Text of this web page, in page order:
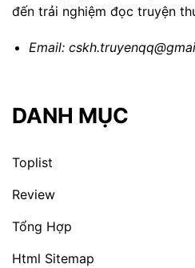
đến trải nghiệm đọc truyện
Email:
DANH MỤC
Toplist
Review
Tổng Hợp
Html Sitemap